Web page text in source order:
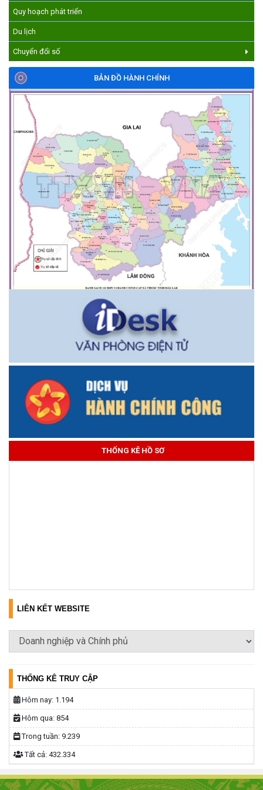
Quy hoạch phát triển
Du lịch
Chuyển đổi số
BẢN ĐỒ HÀNH CHÍNH
THỐNG KÊ HỒ SƠ
LIÊN KẾT WEBSITE
THỐNG KÊ TRUY CẬP
Hôm nay: 1.194
Hôm qua: 854
Trong tuần: 9.239
Tất cả: 432.334